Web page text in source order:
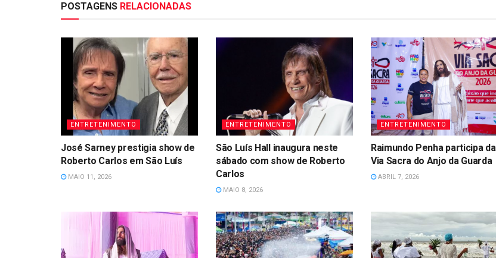
POSTAGENS RELACIONADAS
ENTRETENIMENTO
José Sarney prestigia show de
Roberto Carlos em São Luís
MAIO 11, 2026
ENTRETENIMENTO
São Luís Hall inaugura neste
sábado com show de Roberto
Carlos
MAIO 8, 2026
ENTRETENIMENTO
Raimundo Penha participa da
Via Sacra do Anjo da Guarda
ABRIL 7, 2026